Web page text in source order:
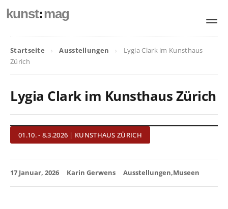
kunst:mag
Startseite Ausstellungen
Lygia Clark im Kunsthaus
Zürich
Lygia Clark im Kunsthaus Zürich
01.10. - 8.3.2026 | KUNSTHAUS ZÜRICH
17 Januar, 2026 Karin Gerwens Ausstellungen Museen